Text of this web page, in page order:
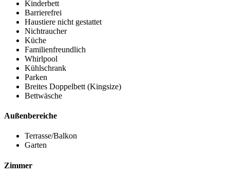
Kinderbett
Barrierefrei
Haustiere nicht gestattet
Nichtraucher
Küche
Familienfreundlich
Whirlpool
Kühlschrank
Parken
Breites Doppelbett (Kingsize)
Bettwäsche
Außenbereiche
Terrasse/Balkon
Garten
Zimmer